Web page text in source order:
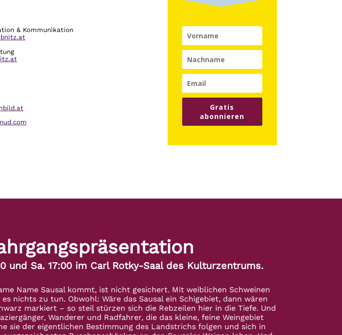
& Kommunikation
Gratis
abonnieren
und Sa. 17:00 im Carl Rotky-Saal des Kulturzentrums.
Name Sausal kommt, ist nicht gesichert. Mit weiblichen Schweinen
nichts zu tun. Obwohl: Wäre das Sausal ein Schigebiet, dann wären
markiert – so steil stürzen sich die Rebzeilen hier in die Tiefe. Und
Wanderer und Radfahrer, die das kleine, feine Weingebiet
sie der eigentlichen Bestimmung des Landstrichs folgen und sich in